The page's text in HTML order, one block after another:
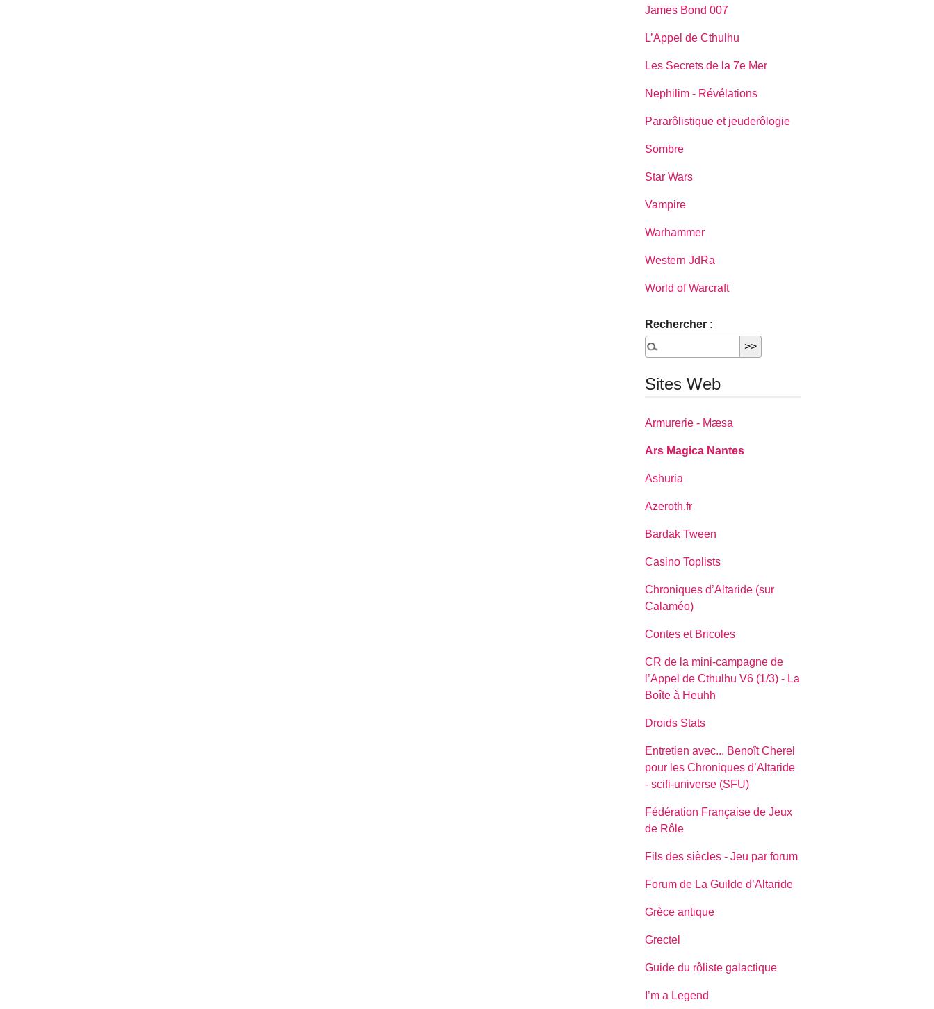
James Bond 007
L’Appel de Cthulhu
Les Secrets de la 7e Mer
Nephilim - Révélations
Pararôlistique et jeuderôlogie
Sombre
Star Wars
Vampire
Warhammer
Western JdRa
World of Warcraft
Rechercher :
Sites Web
Armurerie - Mæsa
Ars Magica Nantes
Ashuria
Azeroth.fr
Bardak Tween
Casino Toplists
Chroniques d’Altaride (sur
Calaméo)
Contes et Bricoles
CR de la mini-campagne de
l’Appel de Cthulhu V6 (1/3) - La
Boîte à Heuhh
Droids Stats
Entretien avec... Benoît Cherel
pour les Chroniques d’Altaride
- scifi-universe (SFU)
Fédération Française de Jeux
de Rôle
Fils des siècles - Jeu par forum
Forum de La Guilde d’Altaride
Grèce antique
Grectel
Guide du rôliste galactique
I’m a Legend